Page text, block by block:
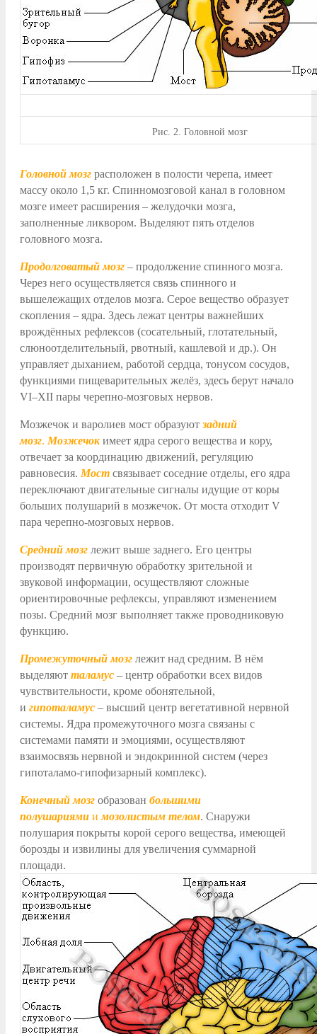
Рис. 2. Головной мозг
Головной мозг расположен в полости черепа, имеет
массу около 1,5 кг. Спинномозговой канал в головном
мозге имеет расширения – желудочки мозга,
заполненные ликвором. Выделяют пять отделов
головного мозга.
Продолговатый мозг – продолжение спинного мозга.
Через него осуществляется связь спинного и
вышележащих отделов мозга. Серое вещество образует
скопления – ядра. Здесь лежат центры важнейших
врождённых рефлексов (сосательный, глотательный,
слюноотделительный, рвотный, кашлевой и др.). Он
управляет дыханием, работой сердца, тонусом сосудов,
функциями пищеварительных желёз, здесь берут начало
VI–ХII пары черепно-мозговых нервов.
Мозжечок и варолиев мост образуют задний
мозг. Мозжечокимеет ядра серого вещества и кору,
отвечает за координацию движений, регуляцию
равновесия. Мост связывает соседние отделы, его ядра
переключают двигательные сигналы идущие от коры
больших полушарий в мозжечок. От моста отходит V
пара черепно-мозговых нервов.
Средний мозг лежит выше заднего. Его центры
производят первичную обработку зрительной и
звуковой информации, осуществляют сложные
ориентировочные рефлексы, управляют изменением
позы. Средний мозг выполняет также проводниковую
функцию.
Промежуточный мозг лежит над средним. В нём
выделяют таламус – центр обработки всех видов
чувствительности, кроме обонятельной,
и гипоталамус – высший центр вегетативной нервной
системы. Ядра промежуточного мозга связаны с
системами памяти и эмоциями, осуществляют
взаимосвязь нервной и эндокринной систем (через
гипоталамо-гипофизарный комплекс).
Конечный мозг образован большими
полушариями имозолистым телом. Снаружи
полушария покрыты корой серого вещества, имеющей
борозды и извилины для увеличения суммарной
площади.